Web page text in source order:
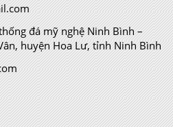
đá mỹ nghệ Ninh Bình –
huyện Hoa Lư, tỉnh Ninh Bình